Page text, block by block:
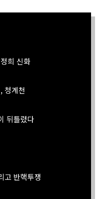
희 신화
청계천
뒤틀렸다
고 반핵투쟁